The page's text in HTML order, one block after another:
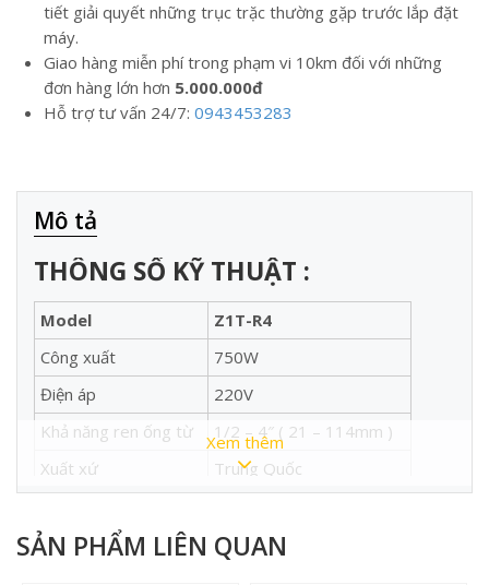
tiết giải quyết những trục trặc thường gặp trước lắp đặt
máy.
Giao hàng miễn phí trong phạm vi 10km đối với những
đơn hàng lớn hơn 5.000.000đ
Hỗ trợ tư vấn 24/7: 0943453283
Mô tả
THÔNG SỐ KỸ THUẬT :
Model
Z1T-R4
Công xuất
750W
Điện áp
220V
Khả năng ren ống từ
1/2 – 4″ ( 21 – 114mm )
Xuất xứ
Trung Quốc
Phụ kiện đi kèm
Xem thêm
SẢN PHẨM LIÊN QUAN